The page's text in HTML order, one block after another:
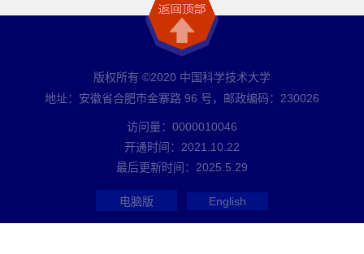
版权所有 ©2020 中国科学技术大学
地址：安徽省合肥市金寨路 96 号，邮政编码：230026
访问量： 0000010046
开通时间： 2021 10 22
最后更新时间： 2025 5 29
电脑版 English